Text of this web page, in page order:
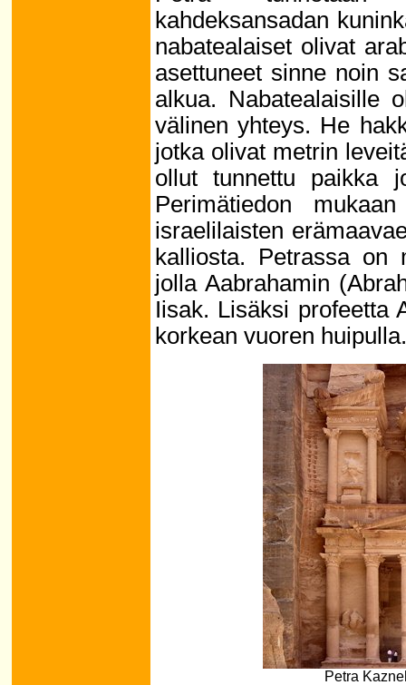
kahdeksansadan
nabatealaiset olivat
asettuneet sinne noin
alkua. Nabatealaisille
välinen yhteys. He
jotka olivat metrin
ollut tunnettu paikka
Perimätiedon
israelilaisten
kalliosta. Petrassa on
jolla Aabrahamin
Iisak. Lisäksi profeetta
korkean vuoren huipulla.
Petra